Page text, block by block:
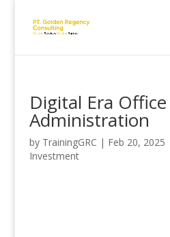
Digital Era Office
Administration
by TrainingGRC | Feb 20, 2025
Investment